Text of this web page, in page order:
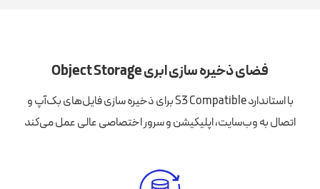
فضای ذخیره سازی ابری Object Storage
با استاندارد S3 Compatible برای ذخیره سازی فایل‌های بک‌آپ و
اتصال به وب‌سایت، اپلیکیشن و سرور اختصاصی عالی عمل می‌کند